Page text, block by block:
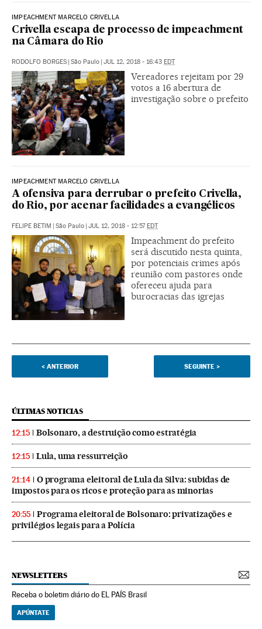
IMPEACHMENT MARCELO CRIVELLA
Crivella escapa de processo de impeachment
na Câmara do Rio
RODOLFO BORGES | São Paulo | JUL 12, 2018 - 16:43 EDT
Vereadores rejeitam por 29
votos a 16 abertura de
investigação sobre o prefeito
IMPEACHMENT MARCELO CRIVELLA
A ofensiva para derrubar o prefeito Crivella,
do Rio, por acenar facilidades a evangélicos
FELIPE BETIM São Paulo JUL 12, 2018 - 12:57 EDT
Impeachment do prefeito
será discutido nesta quinta,
por potenciais crimes após
reunião com pastores onde
ofereceu ajuda para
burocracias das igrejas
< ANTERIOR SEGUINTE >
ÚLTIMAS NOTICIAS
12:15 Bolsonaro, a destruição como estratégia
12:15 Lula, uma ressurreição
21:14
O programa eleitoral de Lula da Silva: subidas de
impostos para os ricos e proteção para as minorias
20:55
Programa eleitoral de Bolsonaro: privatizações e
privilégios legais para a Polícia
NEWSLETTERS
Receba o boletim diário do EL PAÍS Brasil
APÚNTATE